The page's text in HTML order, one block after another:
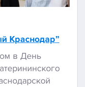
Краснодар”
в День